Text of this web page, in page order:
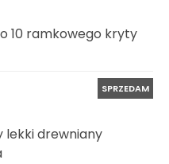
10 ramkowego kryty
SPRZEDAM
lekki drewniany